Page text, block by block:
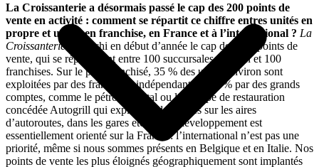
La Croissanterie a désormais passé le cap des 200 points de
vente en activité : comment se répartit ce chiffre entres unités en
propre et unités en franchise, en France et à l’international ? La
Croissanterie
a franchi en début d’année le cap des 200 points de
vente, qui se répartissent entre 100 succursales environ et 100
franchises. Sur le parc franchisé, 35 % des unités environ sont
exploitées par des franchisés indépendants et 65 % par des grands
comptes, comme le pétrolier Total ou le groupe de restauration
concédée Autogrill qui exploitent des unités sur les aires
d’autoroutes, dans les gares etc. Notre développement est
essentiellement orienté sur la France : l’international n’est pas une
priorité, même si nous sommes présents en Belgique et en Italie. Nos
points de vente les plus éloignés géographiquement sont implantés